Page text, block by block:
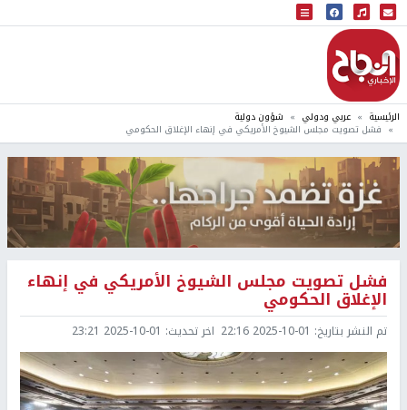
البث المباشر
إذاعة النجاح
الرئيسية عربي ودولي شؤون دولية
فشل تصويت مجلس الشيوخ الأمريكي في إنهاء الإغلاق الحكومي
فشل تصويت مجلس الشيوخ الأمريكي في إنهاء
الإغلاق الحكومي
تم النشر بتاريخ: 2025-10-01 22:16 اخر تحديث: 2025-10-01 23:21